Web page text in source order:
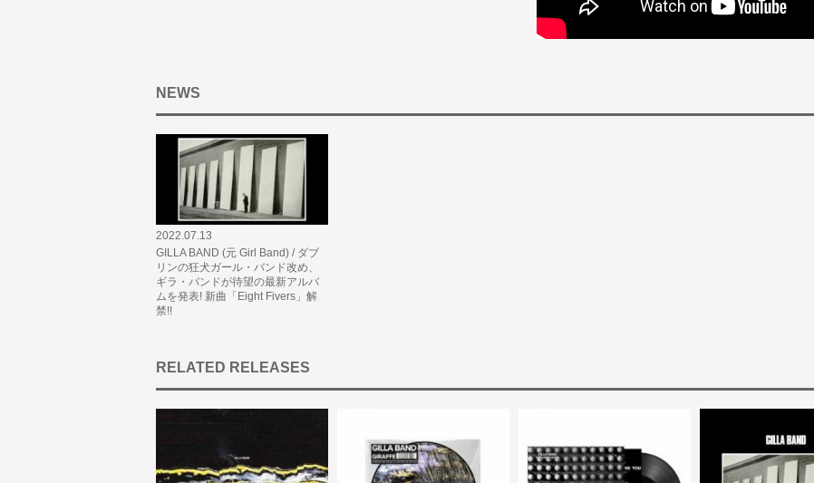
NEWS
2022.07.13
GILLA BAND (元 Girl Band) / ダブ
リンの狂犬ガール・バンド改め、
ギラ・バンドが待望の最新アルバ
ムを発表! 新曲「Eight Fivers」解
禁!!
RELATED RELEASES